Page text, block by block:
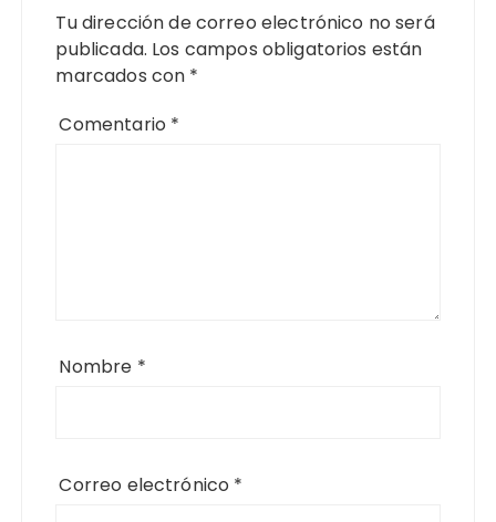
Tu dirección de correo electrónico no será
publicada. Los campos obligatorios están
marcados con *
Comentario *
Nombre *
Correo electrónico *